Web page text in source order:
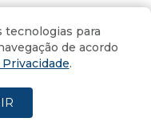
ao Portal 4oito
tecnologias para
de acordo
.